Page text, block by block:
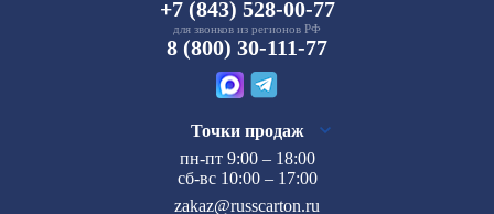
+7 (843) 528-00-77
для звонков из регионов РФ
8 (800) 30-111-77
Точки продаж
пн-пт 9:00 – 18:00
сб-вс 10:00 – 17:00
zakaz@russcarton.ru